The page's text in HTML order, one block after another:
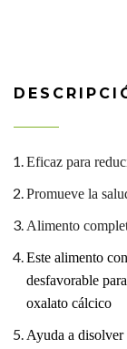
Eficaz para
Promueve la
Alimento
Este alimento
desfavorable
oxalato cálcico
Ayuda a disolver